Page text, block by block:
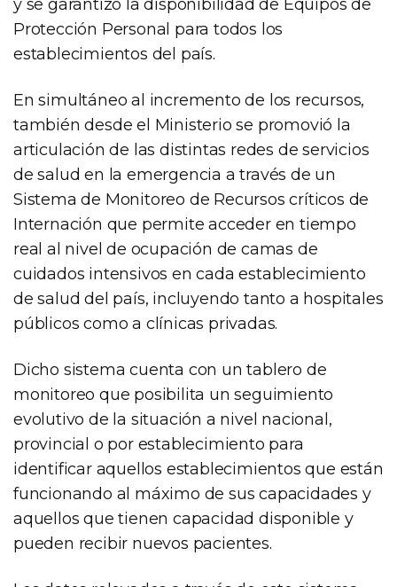
y se garantizó la disponibilidad de Equipos de
Protección Personal para todos los
establecimientos del país.
En simultáneo al incremento de los recursos,
también desde el Ministerio se promovió la
articulación de las distintas redes de servicios
de salud en la emergencia a través de un
Sistema de Monitoreo de Recursos críticos de
Internación que permite acceder en tiempo
real al nivel de ocupación de camas de
cuidados intensivos en cada establecimiento
de salud del país, incluyendo tanto a hospitales
públicos como a clínicas privadas.
Dicho sistema cuenta con un tablero de
monitoreo que posibilita un seguimiento
evolutivo de la situación a nivel nacional,
provincial o por establecimiento para
identificar aquellos establecimientos que están
funcionando al máximo de sus capacidades y
aquellos que tienen capacidad disponible y
pueden recibir nuevos pacientes.